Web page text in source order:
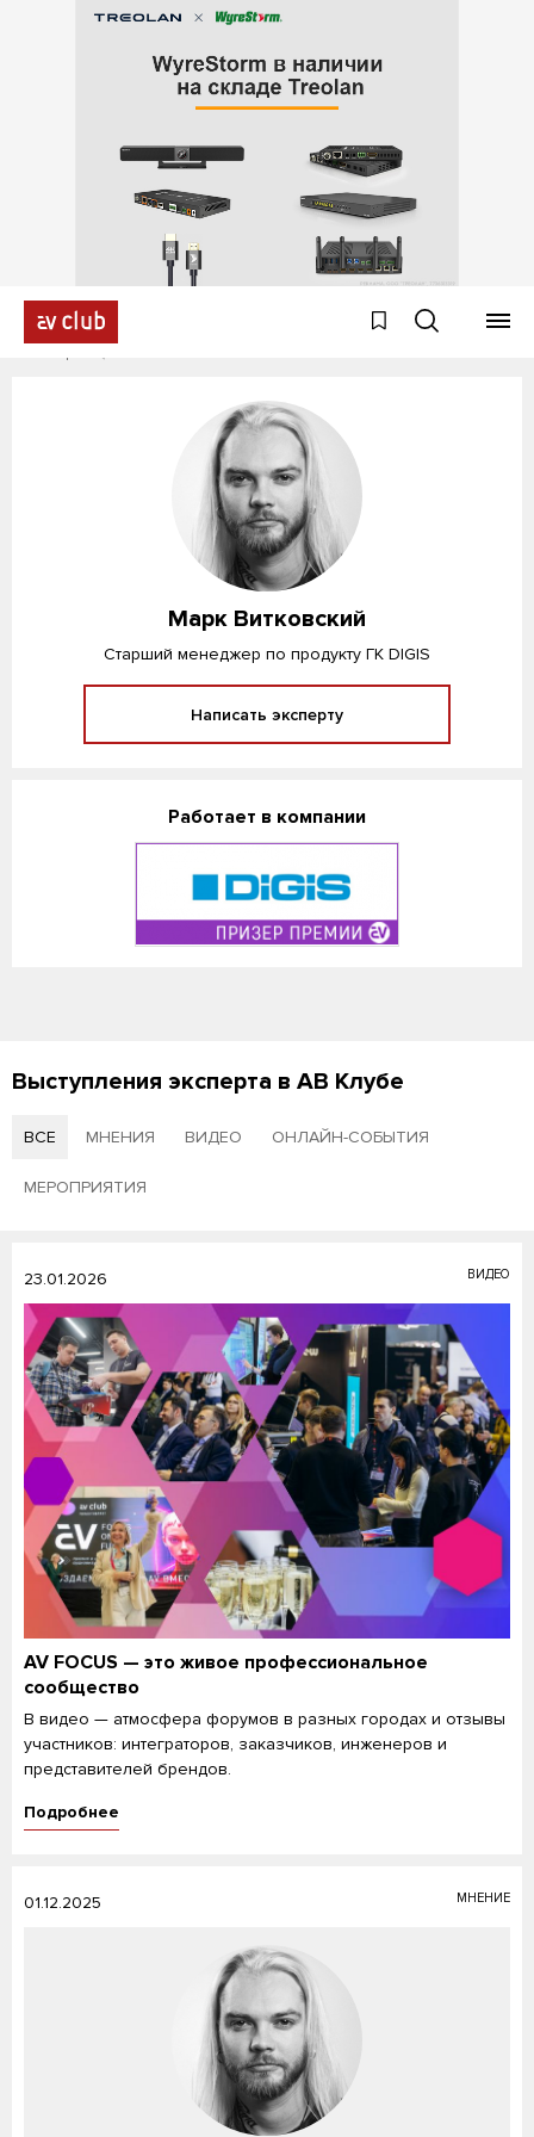
Эксперты
Марк Витковский
Старший менеджер по продукту ГК DIGIS
Написать эксперту
Работает в компании
Выступления эксперта в АВ Клубе
ВСЕ МНЕНИЯ ВИДЕО ОНЛАЙН-СОБЫТИЯ
МЕРОПРИЯТИЯ
23.01.2026 ВИДЕО
AV FOCUS — это живое профессиональное
сообщество
В видео — атмосфера форумов в разных городах и отзывы
участников: интеграторов, заказчиков, инженеров и
представителей брендов.
Подробнее
01.12.2025 МНЕНИЕ